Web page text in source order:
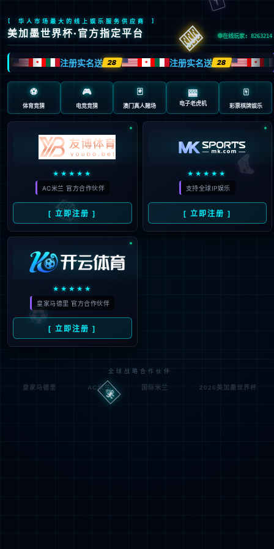
“/”应用程序中的服务器错误。
无法找到资源。
说明:
HTTP 404。您正在查找的资源(或者它的一个依赖项)可能已被移除，或其名称已更
改，或暂时不可用。请检查以下 URL 并确保其拼写正确。
请求的 URL: